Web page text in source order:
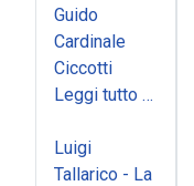
Guido
Cardinale
Ciccotti
Leggi tutto …
Luigi
Tallarico - La